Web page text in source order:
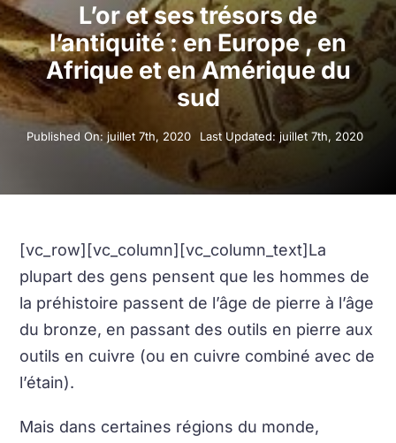
L’or et ses trésors de
l’antiquité : en Europe , en
Afrique et en Amérique du
sud
Published On: juillet 7th, 2020 Last Updated: juillet 7th, 2020
[vc_row][vc_column][vc_column_text]La
plupart des gens pensent que les hommes de
la préhistoire passent de l’âge de pierre à l’âge
du bronze, en passant des outils en pierre aux
outils en cuivre (ou en cuivre combiné avec de
l’étain).
Mais dans certaines régions du monde,